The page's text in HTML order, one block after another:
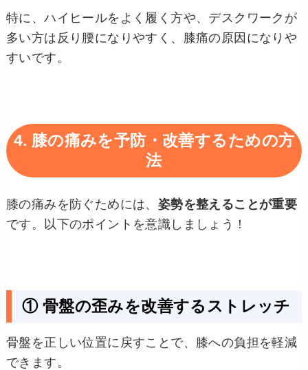
特に、ハイヒールをよく履く方や、デスクワークが
多い方は反り腰になりやすく、膝痛の原因になりや
すいです。
4. 膝の痛みを予防・改善するための方
法
膝の痛みを防ぐためには、 姿勢を整えることが重要
です。以下のポイントを意識しましょう！
① 骨盤の歪みを改善するストレッチ
骨盤を正しい位置に戻すことで、膝への負担を軽減
できます。